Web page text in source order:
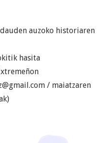
auzoko historiaren
hasita
/ maiatzaren